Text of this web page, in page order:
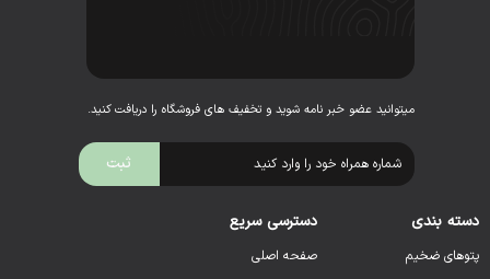
میتوانید عضو خبر نامه شوید و تخفیف های فروشگاه را دریافت کنید.
دسته بندی
پتوهای ضخیم
دسترسی سریع
صفحه اصلی